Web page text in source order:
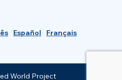
Español Français
World Project